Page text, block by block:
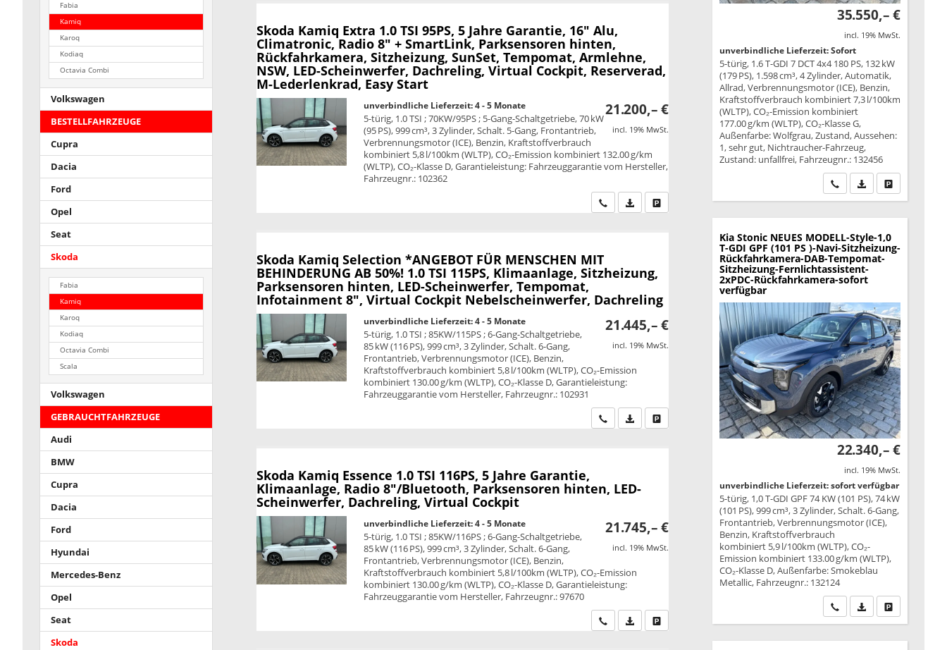
Skoda Kamiq Extra 1.0 TSI 95PS, 5 Jahre Garantie, 16" Alu,
Climatronic, Radio 8" + SmartLink, Parksensoren hinten,
Rückfahrkamera, Sitzheizung, SunSet, Tempomat, Armlehne,
NSW, LED-Scheinwerfer, Dachreling, Virtual Cockpit, Reserverad,
M-Lederlenkrad, Easy Start
21.200,– €
incl. 19% MwSt.
unverbindliche Lieferzeit: 4 - 5 Monate
5-türig, 1.0 TSI ; 70KW/95PS ; 5-Gang-Schaltgetriebe, 70 kW
(95 PS), 999 cm³, 3 Zylinder, Schalt. 5-Gang, Frontantrieb,
Verbrennungsmotor (ICE), Benzin, Kraftstoffverbrauch
kombiniert 5,8 l/100km (WLTP), CO₂-Emission kombiniert 132.00 g/km
(WLTP), CO₂-Klasse D, Garantieleistung: Fahrzeuggarantie vom Hersteller,
Fahrzeugnr.: 102362
Wir rufen Sie anPDF-Datei, Fahrzeugexposé drucken
Drucken, parken oder vergleichen
Skoda Kamiq Selection *ANGEBOT FÜR MENSCHEN MIT
BEHINDERUNG AB 50%! 1.0 TSI 115PS, Klimaanlage, Sitzheizung,
Parksensoren hinten, LED-Scheinwerfer, Tempomat,
Infotainment 8", Virtual Cockpit Nebelscheinwerfer, Dachreling
21.445,– €
incl. 19% MwSt.
unverbindliche Lieferzeit: 4 - 5 Monate
5-türig, 1.0 TSI ; 85KW/115PS ; 6-Gang-Schaltgetriebe,
85 kW (116 PS), 999 cm³, 3 Zylinder, Schalt. 6-Gang,
Frontantrieb, Verbrennungsmotor (ICE), Benzin,
Kraftstoffverbrauch kombiniert 5,8 l/100km (WLTP), CO₂-Emission
kombiniert 130.00 g/km (WLTP), CO₂-Klasse D, Garantieleistung:
Fahrzeuggarantie vom Hersteller, Fahrzeugnr.: 102931
Wir rufen Sie anPDF-Datei, Fahrzeugexposé drucken
Drucken, parken oder vergleichen
Skoda Kamiq Essence 1.0 TSI 116PS, 5 Jahre Garantie,
Klimaanlage, Radio 8"/Bluetooth, Parksensoren hinten, LED-
Scheinwerfer, Dachreling, Virtual Cockpit
21.745,– €
incl. 19% MwSt.
unverbindliche Lieferzeit: 4 - 5 Monate
5-türig, 1.0 TSI ; 85KW/116PS ; 6-Gang-Schaltgetriebe,
85 kW (116 PS), 999 cm³, 3 Zylinder, Schalt. 6-Gang,
Frontantrieb, Verbrennungsmotor (ICE), Benzin,
Kraftstoffverbrauch kombiniert 5,8 l/100km (WLTP), CO₂-Emission
kombiniert 130.00 g/km (WLTP), CO₂-Klasse D, Garantieleistung:
Fahrzeuggarantie vom Hersteller, Fahrzeugnr.: 97670
Wir rufen Sie anPDF-Datei, Fahrzeugexposé drucken
Fabia
Kamiq
Karoq
Kodiaq
Octavia Combi
Volkswagen
BESTELLFAHRZEUGE
Cupra
Dacia
Ford
Opel
Seat
Skoda
Fabia
Kamiq
Karoq
Kodiaq
Octavia Combi
Scala
Volkswagen
GEBRAUCHTFAHRZEUGE
Audi
BMW
Cupra
Dacia
Ford
Hyundai
Mercedes-Benz
Opel
Seat
Skoda
35.550,– €
incl. 19% MwSt.
unverbindliche Lieferzeit: Sofort
5-türig, 1.6 T-GDI 7 DCT 4x4 180 PS, 132 kW
(179 PS), 1.598 cm³, 4 Zylinder, Automatik,
Allrad, Verbrennungsmotor (ICE), Benzin,
Kraftstoffverbrauch kombiniert 7,3 l/100km
(WLTP), CO₂-Emission kombiniert
177.00 g/km (WLTP), CO₂-Klasse G,
Außenfarbe: Wolfgrau, Zustand, Aussehen:
1, sehr gut, Nichtraucher-Fahrzeug,
Zustand: unfallfrei, Fahrzeugnr.: 132456
Wir rufen Sie an
PDF-Datei,Drucken,
Kia Stonic NEUES MODELL-Style-1,0
T-GDI GPF (101 PS )-Navi-Sitzheizung-
Rückfahrkamera-DAB-Tempomat-
Sitzheizung-Fernlichtassistent-
2xPDC-Rückfahrkamera-sofort
verfügbar
22.340,– €
incl. 19% MwSt.
unverbindliche Lieferzeit: sofort verfügbar
5-türig, 1,0 T-GDI GPF 74 KW (101 PS), 74 kW
(101 PS), 999 cm³, 3 Zylinder, Schalt. 6-Gang,
Frontantrieb, Verbrennungsmotor (ICE),
Benzin, Kraftstoffverbrauch
kombiniert 5,9 l/100km (WLTP), CO₂-
Emission kombiniert 133.00 g/km (WLTP),
CO₂-Klasse D, Außenfarbe: Smokeblau
Metallic, Fahrzeugnr.: 132124
Wir rufen Sie an
PDF-Datei,Drucken,